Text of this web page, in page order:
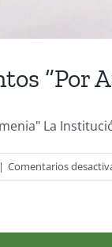
“Por
La
| Comentarios